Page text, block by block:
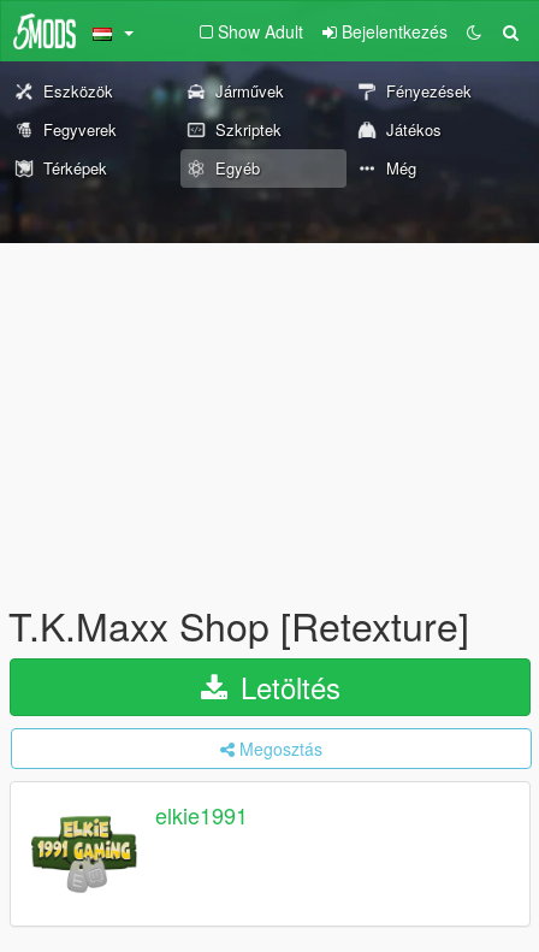
Show Adult Bejelentkezés
Eszközök Járművek
Fényezések
Fegyverek
Szkriptek
Játékos
Térképek
Egyéb Még
T.K.Maxx Shop [Retexture]
Letöltés
Megosztás
elkie1991